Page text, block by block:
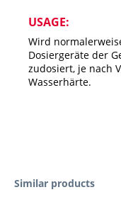
USAGE:
Wird
Dosiergeräte der
zudosiert, je nach
Wasserhärte.
Similar products